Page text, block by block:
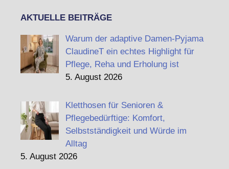
AKTUELLE BEITRÄGE
Warum der adaptive Damen-Pyjama
ClaudineT ein echtes Highlight für
Pflege, Reha und Erholung ist
5. August 2026
Kletthosen für Senioren &
Pflegebedürftige: Komfort,
Selbstständigkeit und Würde im
Alltag
5. August 2026